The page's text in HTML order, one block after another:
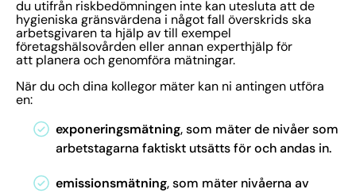
du utifrån riskbedömningen inte kan utesluta att de
hygieniska gränsvärdena i något fall överskrids ska
arbetsgivaren ta hjälp av till exempel
företagshälsovården eller annan experthjälp för
att planera och genomföra mätningar.
När du och dina kollegor mäter kan ni antingen utföra
en:
exponeringsmätning, som mäter de nivåer som
arbetstagarna faktiskt utsätts för och andas in.
emissionsmätning, som mäter nivåerna av